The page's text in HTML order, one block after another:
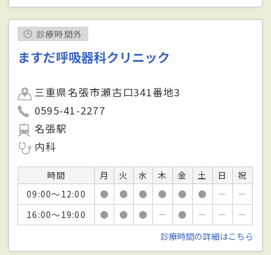
診療時間外
ますだ呼吸器科クリニック
三重県名張市瀬古口341番地3
0595-41-2277
名張駅
内科
時間 月 火 水 木 金 土 日
祝
09:00～12:00
● ● ● ● ● ● －
－
16:00～19:00
● ● ● － ● － －
－
診療時間の詳細はこちら